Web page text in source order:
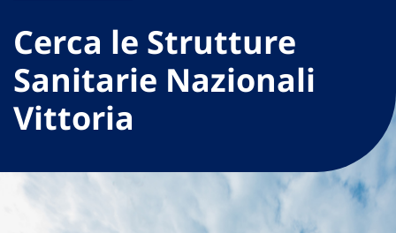
Cerca le Strutture
Sanitarie Nazionali
Vittoria